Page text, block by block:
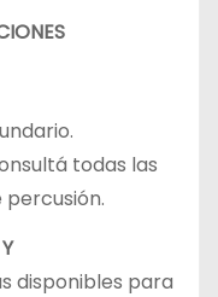
todas las
disponibles para